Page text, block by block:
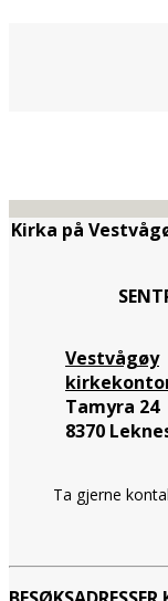
Kirka på
Vestvågøy
Tamyra 24
8370
Ta gjerne